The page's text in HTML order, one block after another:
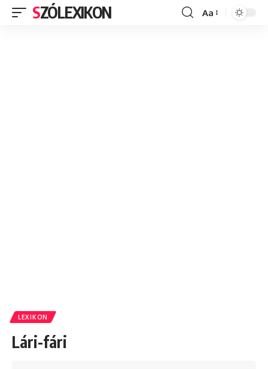
SZÓLEXIKON
Font
Aa
LEXIKON
Lári-fári